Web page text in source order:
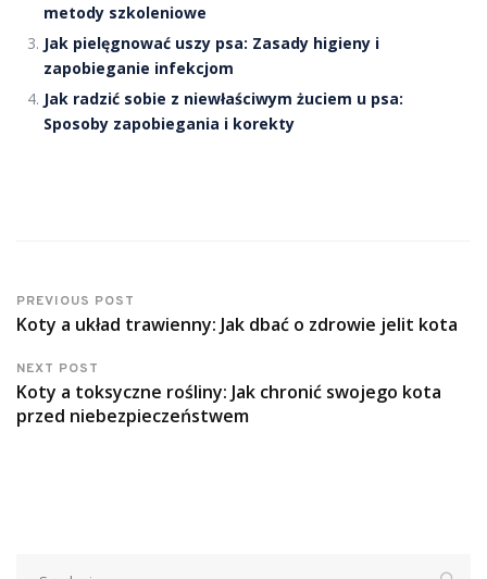
metody szkoleniowe
Jak pielęgnować uszy psa: Zasady higieny i
zapobieganie infekcjom
Jak radzić sobie z niewłaściwym żuciem u psa:
Sposoby zapobiegania i korekty
PREVIOUS POST
Koty a układ trawienny: Jak dbać o zdrowie jelit kota
NEXT POST
Koty a toksyczne rośliny: Jak chronić swojego kota
przed niebezpieczeństwem